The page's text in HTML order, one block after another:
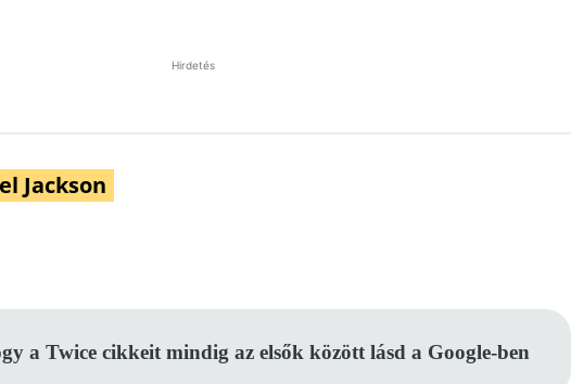
Hirdetés
Jackson
a Twice cikkeit mindig az elsők között lásd a Google-ben